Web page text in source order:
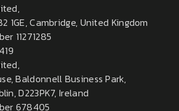
1GE, Cambridge, United Kingdom
11271285
Baldonnell Business Park,
D223PK7, Ireland
678405